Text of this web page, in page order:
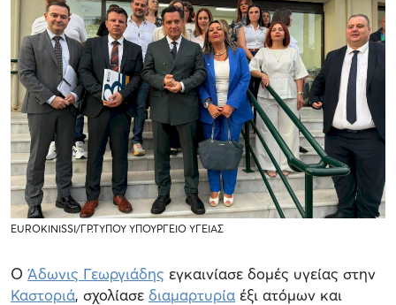
EUROKINISSI/ΓΡ.ΤΥΠΟΥ ΥΠΟΥΡΓΕΙΟ ΥΓΕΙΑΣ
Ο Άδωνις Γεωργιάδης εγκαινίασε δομές υγείας στην
Καστοριά, σχολίασε διαμαρτυρία έξι ατόμων και